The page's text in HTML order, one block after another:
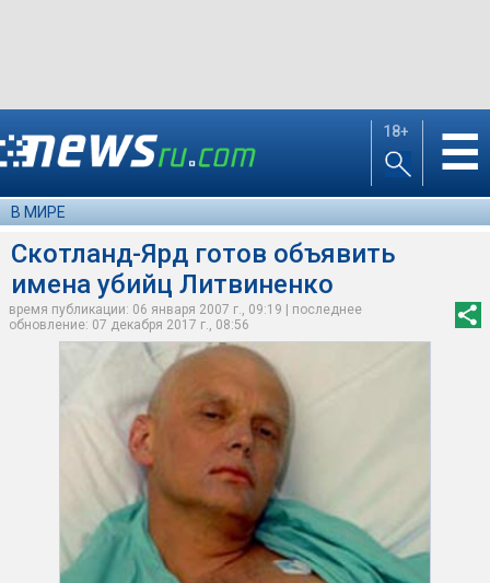
18+ ☰
В МИРЕ
Скотланд-Ярд готов объявить
имена убийц Литвиненко
время публикации: 06 января 2007 г., 09:19 | последнее
обновление: 07 декабря 2017 г., 08:56